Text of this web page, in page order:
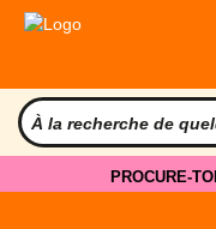
PROCURE-